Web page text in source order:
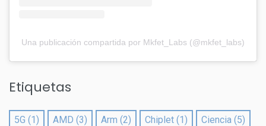
Una publicación compartida por Mkfet_Labs (@mkfet_labs)
Etiquetas
5G (1) AMD (3) Arm (2) Chiplet (1) Ciencia (5)